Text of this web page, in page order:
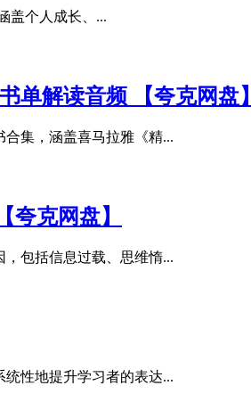
盖个人成长、...
单解读音频 【夸克网盘】
集，涵盖喜马拉雅《精...
克网盘】
包括信息过载、思维惰...
性地提升学习者的表达...